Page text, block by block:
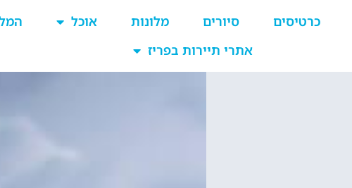
כרטיסים סיורים מלונות אוכל
אתרי תיירות בפריז